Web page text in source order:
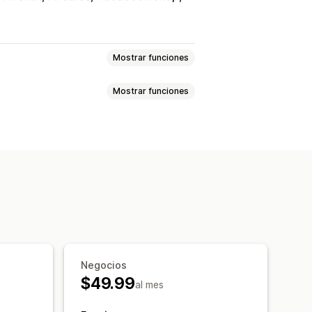
Mostrar funciones
Mostrar funciones
Negocios
$49.99al mes